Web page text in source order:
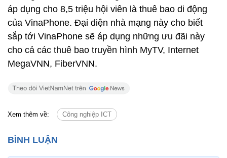
áp dụng cho 8,5 triệu hội viên là thuê bao di động
của VinaPhone. Đại diện nhà mạng này cho biết
sắp tới VinaPhone sẽ áp dụng những ưu đãi này
cho cả các thuê bao truyền hình MyTV, Internet
MegaVNN, FiberVNN.
Xem thêm về: Công nghiệp ICT